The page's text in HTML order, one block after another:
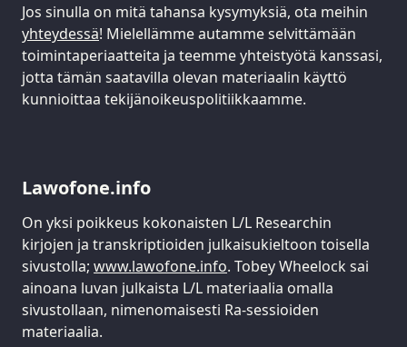
Jos sinulla on mitä tahansa kysymyksiä, ota meihin
yhteydessä! Mielellämme autamme selvittämään
toimintaperiaatteita ja teemme yhteistyötä kanssasi,
jotta tämän saatavilla olevan materiaalin käyttö
kunnioittaa tekijänoikeuspolitiikkaamme.
Lawofone.info
On yksi poikkeus kokonaisten L/L Researchin
kirjojen ja transkriptioiden julkaisukieltoon toisella
sivustolla; www.lawofone.info. Tobey Wheelock sai
ainoana luvan julkaista L/L materiaalia omalla
sivustollaan, nimenomaisesti Ra-sessioiden
materiaalia.